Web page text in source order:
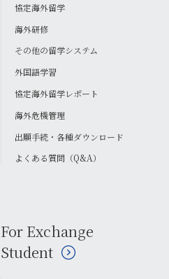
協定海外留学
海外研修
その他の留学システム
外国語学習
協定海外留学レポート
海外危機管理
出願手続・各種ダウンロード
よくある質問（Q&A）
For Exchange
Student